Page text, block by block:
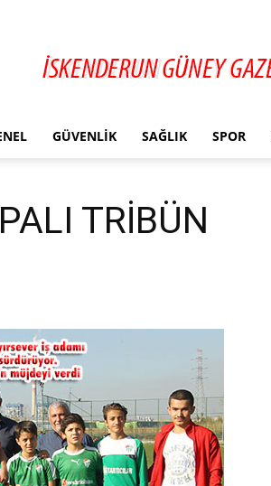
GÜVENLIK SAĞLIK SPOR
TRİBÜN